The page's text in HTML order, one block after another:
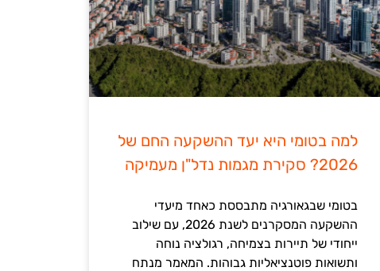
למה בטומי היא יעד ההשקעה החם של
2026? סקירת מגמות נדל"ן מעמיקה
בטומי שבגאורגיה מתבססת כאחד מיעדי
ההשקעה המסקרנים לשנת 2026, עם שילוב
ייחודי של תיירות בצמיחה, רגולציה נוחה
ותשואות פוטנציאליות גבוהות. המאמר מנתח